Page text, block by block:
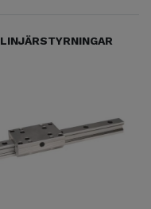
LINJÄRSTYRNINGAR